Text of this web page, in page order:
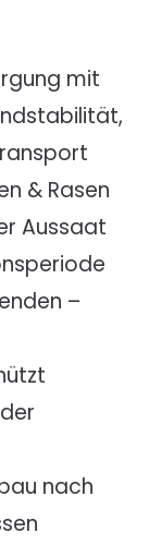
mit
& Rasen
Aussaat
–
nach